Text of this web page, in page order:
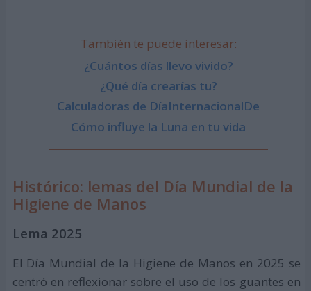
También te puede interesar:
¿Cuántos días llevo vivido?
¿Qué día crearías tu?
Calculadoras de DíaInternacionalDe
Cómo influye la Luna en tu vida
Histórico: lemas del Día Mundial de la
Higiene de Manos
Lema 2025
El Día Mundial de la Higiene de Manos en 2025 se
centró en reflexionar sobre el uso de los guantes en